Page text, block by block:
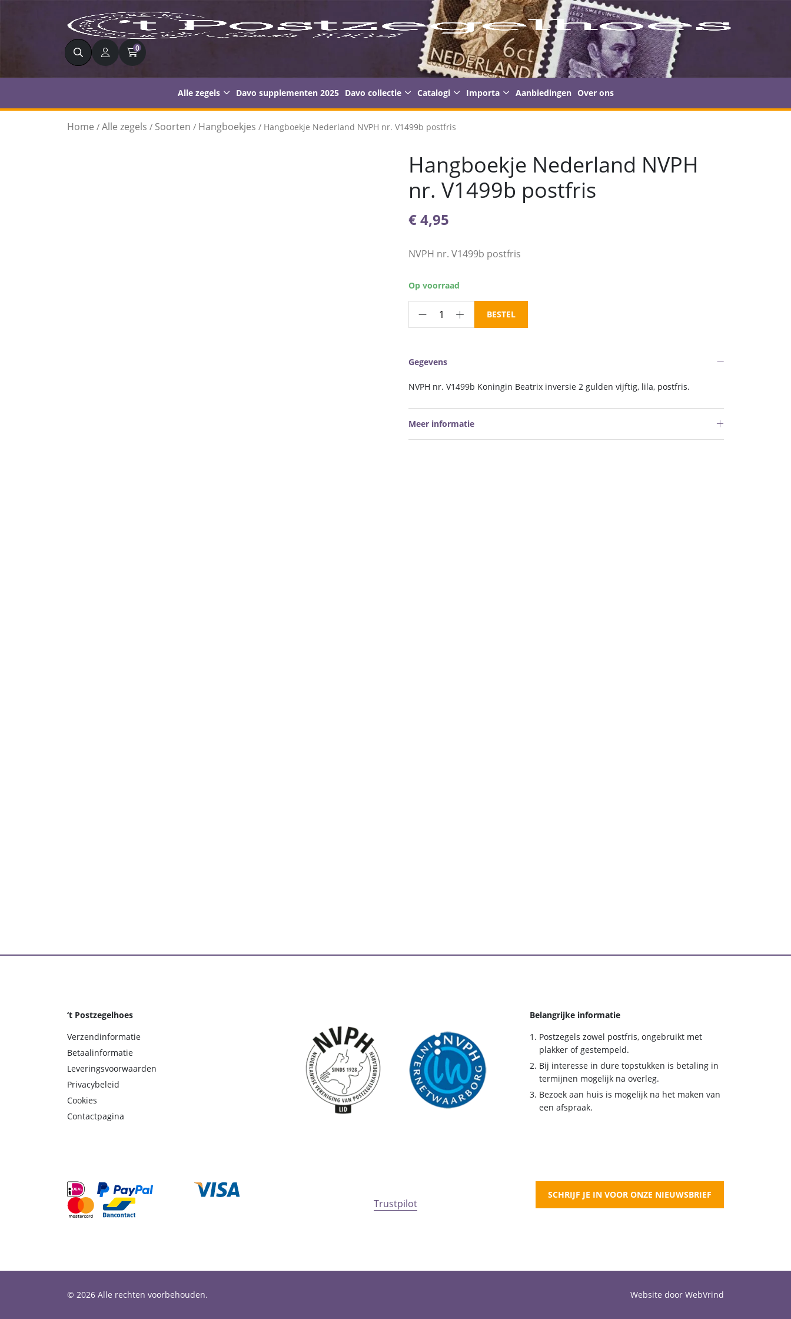
Zoeken 0
Alle zegels Davo supplementen 2025 Davo collectie Catalogi Importa Aanbiedingen Over ons
Home / Alle zegels / Soorten / Hangboekjes / Hangboekje Nederland NVPH nr. V1499b postfris
Hangboekje Nederland NVPH
nr. V1499b postfris
€4,95
NVPH nr. V1499b postfris
Op voorraad
Hangboekje
Nederland
postfris
BESTEL
Gegevens
NVPH nr. V1499b Koningin Beatrix inversie 2 gulden vijftig, lila, postfris.
Meer informatie
‘t Postzegelhoes
Verzendinformatie
Betaalinformatie
Leveringsvoorwaarden
Privacybeleid
Cookies
Contactpagina
Belangrijke informatie
Postzegels zowel postfris, ongebruikt met
plakker of gestempeld.
Bij interesse in dure topstukken is betaling in
termijnen mogelijk na overleg.
Bezoek aan huis is mogelijk na het maken van
een afspraak.
Trustpilot
SCHRIJF JE IN VOOR ONZE NIEUWSBRIEF
© 2026 Alle rechten voorbehouden. Website door WebVrind